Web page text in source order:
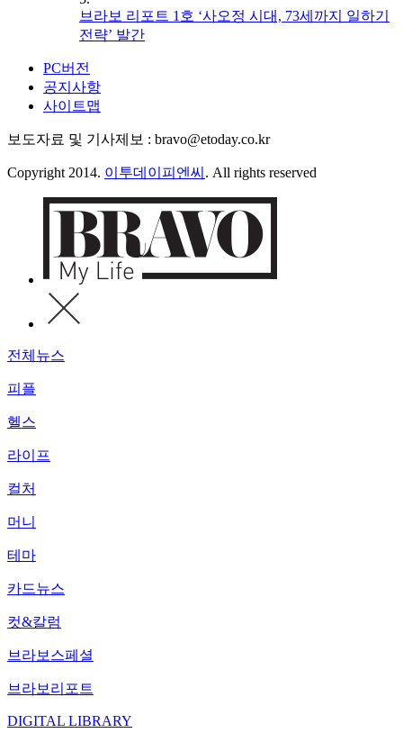
브라보 리포트 1호 ‘사오정 시대, 73세까지 일하기
전략’ 발간
PC버전
공지사항
사이트맵
보도자료 및 기사제보 : bravo@etoday.co.kr
Copyright 2014. 이투데이피엔씨 . All rights reserved
전체뉴스
피플
헬스
라이프
컬처
머니
테마
카드뉴스
컷&칼럼
브라보스페셜
브라보리포트
DIGITAL LIBRARY